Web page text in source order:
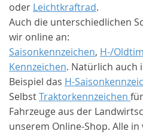
oder Leichtkraftrad.
Auch die unterschiedlichen
wir online an:
Saisonkennzeichen, H-/
Kennzeichen. Natürlich auch
Beispiel das H-
SelbstTraktorkennzeichen
Fahrzeuge aus der
unserem Online-Shop. Alle